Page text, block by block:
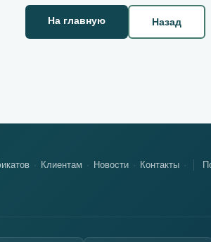
На главную Назад
Клиентам Новости Контакты